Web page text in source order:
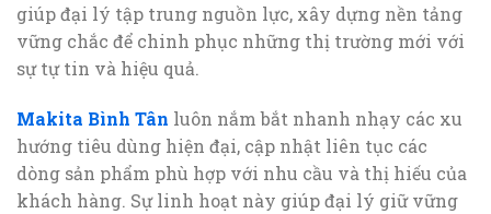
giúp đại lý tập trung nguồn lực, xây dựng nền tảng
vững chắc để chinh phục những thị trường mới với
sự tự tin và hiệu quả.
Makita Bình Tân luôn nắm bắt nhanh nhạy các xu
hướng tiêu dùng hiện đại, cập nhật liên tục các
dòng sản phẩm phù hợp với nhu cầu và thị hiếu của
khách hàng. Sự linh hoạt này giúp đại lý giữ vững